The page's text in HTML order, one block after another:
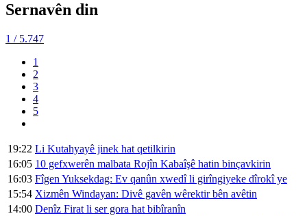
Sernavên din
1 / 5.747
1
2
3
4
5
19:22 Li Kutahyayê jinek hat qetilkirin
16:05 10 gefxwerên malbata Rojîn Kabaîşê hatin binçavkirin
16:03 Fîgen Yuksekdag: Ev qanûn xwedî li girîngiyeke dîrokî ye
15:54 Xizmên Windayan: Divê gavên wêrektir bên avêtin
14:00 Denîz Firat li ser gora hat bibîranîn